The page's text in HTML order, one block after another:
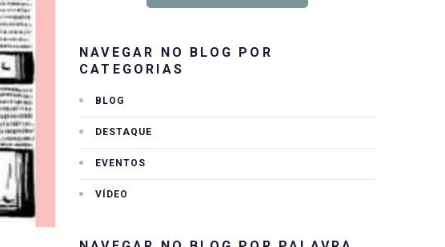
NAVEGAR NO BLOG POR
CATEGORIAS
BLOG
DESTAQUE
EVENTOS
VÍDEO